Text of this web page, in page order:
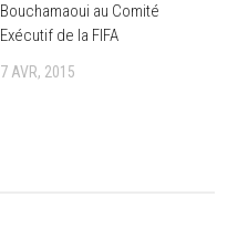
Bouchamaoui au Comité
Exécutif de la FIFA
7 AVR, 2015